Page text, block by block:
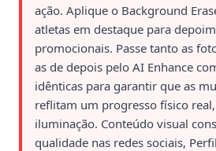
ação. Aplique o Background
atletas em destaque para
promocionais. Passe tanto as
as de depois pelo AI Enhance
idênticas para garantir que as
reflitam um progresso físico
iluminação. Conteúdo visual
qualidade nas redes sociais,